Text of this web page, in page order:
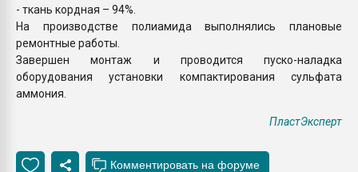
- ткань кордная – 94%.
На производстве полиамида выполнялись плановые
ремонтные работы.
Завершен монтаж и проводится пуско-наладка
оборудования установки компактирования сульфата
аммония.
ПластЭксперт